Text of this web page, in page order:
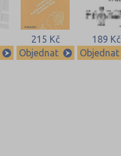
215 Kč
Objednat
189 Kč
Objednat